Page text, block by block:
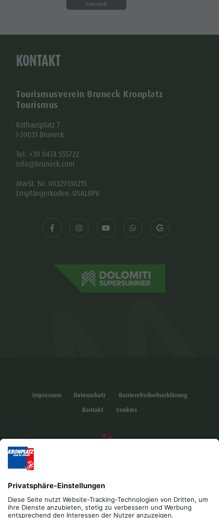
KONTAKT
Tourismusverein Bruneck Kronplatz
Tourismus
Rathausplatz 7
I-39031 Bruneck
Tel. +39 0474 555722
info@bruneck.com
MwSt. Nr. 00329130215
Empfängerkodex: USAL8PV
Impressum Datenschutz
Barrierefreiheitserklärung
Kontakt
Cookies